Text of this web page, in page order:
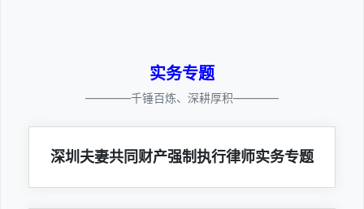
实务专题
————千锤百炼、深耕厚积————
深圳夫妻共同财产强制执行律师实务专题